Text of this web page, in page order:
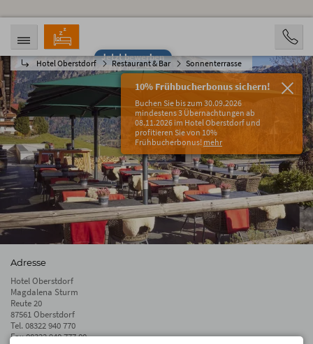
Jetzt bewerben
Hotel Oberstdorf Restaurant & Bar Sonnenterrasse
10% Frühbucherbonus sichern!
Buchen Sie bis zum 30.09.2026
mindestens 3 Übernachtungen ab
08.11.2026 im Hotel Oberstdorf und
profitieren Sie von 10%
Frühbucherbonus! mehr
ANREISE
09.08.2026
ABREISE
14.08.2026
PERSONEN
2 Personen
BUCHEN
Adresse
Hotel Oberstdorf
Magdalena Sturm
Reute 20
87561 Oberstdorf
Tel. 08322 940 770
Fax 08322 940 777 00